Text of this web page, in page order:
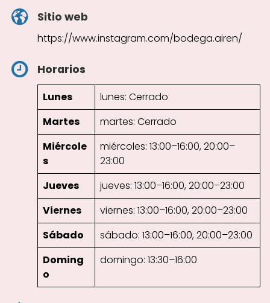
Sitio web
https://www.instagram.com/bodega.airen/
Horarios
Lunes
lunes: Cerrado
Martes
martes: Cerrado
Miércole
s
miércoles: 13:00–16:00, 20:00–
23:00
Jueves
jueves: 13:00–16:00, 20:00–23:00
Viernes
viernes: 13:00–16:00, 20:00–23:00
Sábado
sábado: 13:00–16:00, 20:00–23:00
Doming
o
domingo: 13:30–16:00